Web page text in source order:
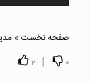
صفحه نخست»
0
|
2